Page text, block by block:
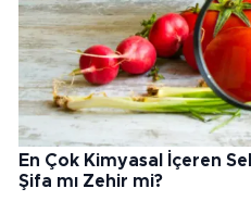
En Çok Kimyasal İçeren
Şifa mı Zehir mi?